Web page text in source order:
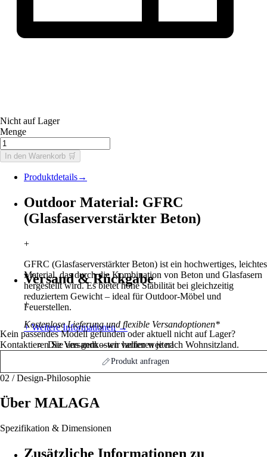
Nicht auf Lager
Menge
In den Warenkorb 🛒
Produktdetails→
Outdoor Material: GFRC
(Glasfaserverstärkter Beton)
+
GFRC (Glasfaserverstärkter Beton) ist ein hochwertiges, leichtes
Material, das durch die Kombination von Beton und Glasfasern
hergestellt wird. Es bietet hohe Stabilität bei gleichzeitig
reduziertem Gewicht – ideal für Outdoor-Möbel und
Feuerstellen.
+ Weitere Informationen→
Versand & Rückgabe
+
Kostenlose Lieferung und flexible Versandoptionen*
Die Versandkosten variieren je nach Wohnsitzland.
Kein passendes Modell gefunden oder aktuell nicht auf Lager?
Kontaktieren Sie uns gern – wir helfen weiter!
Produkt anfragen
02 / Design-Philosophie
Über MALAGA
Spezifikation & Dimensionen
Zusätzliche Informationen zu